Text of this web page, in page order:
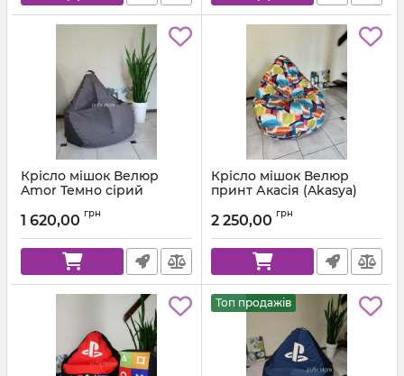
Крісло мішок Велюр
Amor Темно сірий
1 620,00 грн
Крісло мішок Велюр
принт Акасія (Akasya)
2 250,00 грн
Топ продажів